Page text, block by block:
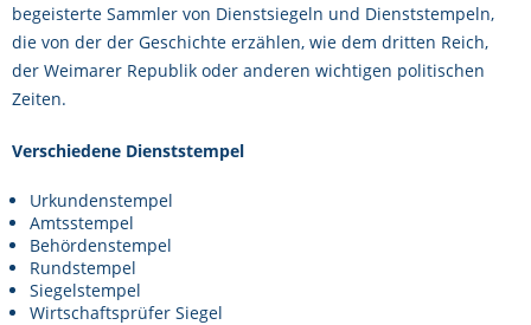
begeisterte Sammler von Dienstsiegeln und Dienststempeln,
die von der der Geschichte erzählen, wie dem dritten Reich,
der Weimarer Republik oder anderen wichtigen politischen
Zeiten.
Verschiedene Dienststempel
Urkundenstempel
Amtsstempel
Behördenstempel
Rundstempel
Siegelstempel
Wirtschaftsprüfer Siegel